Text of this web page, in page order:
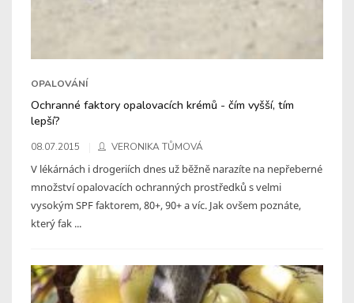
OPALOVÁNÍ
Ochranné faktory opalovacích krémů - čím vyšší, tím
lepší?
08.07.2015 VERONIKA TŮMOVÁ
V lékárnách i drogeriích dnes už běžně narazíte na nepřeberné
množství opalovacích ochranných prostředků s velmi
vysokým SPF faktorem, 80+, 90+ a víc. Jak ovšem poznáte,
který fak ...